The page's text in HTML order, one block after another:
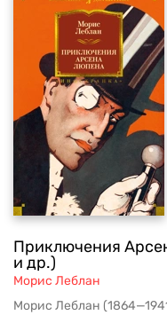
Приключения
и др.)
Морис Леблан
Морис Леблан